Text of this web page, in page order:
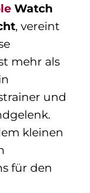
Watch
, vereint
mehr als
und
kleinen
für den